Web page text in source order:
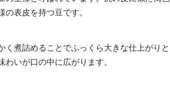
の表皮を持つ豆です。
く煮詰めることでふっくら大きな仕上がりと
わいが口の中に広がります。